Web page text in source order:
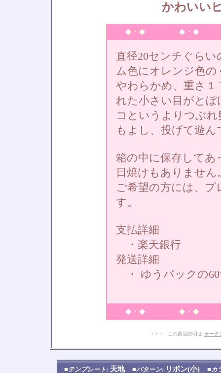
かわいい
◆・◆ ◆・◆
直径20センチぐら
ム色にオレンジ色
やわらかめ、重さ１
れた小さい目がと
コというよりつぶ
もよし、投げて遊ん
箱の中に保存してあ
日焼けもありません
ご希望の方には、
す。
支払詳細
・楽天銀行
発送詳細
・ ゆうパックの
◆・◆ ◆・◆
+ + + この商品説明は オーク
■テンプレート: 天地 ■パターン: リボン(小) ■カ